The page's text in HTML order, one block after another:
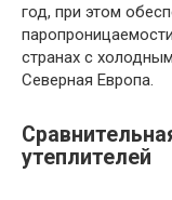
год, при этом
странах с
Северная Европа.
утеплителей